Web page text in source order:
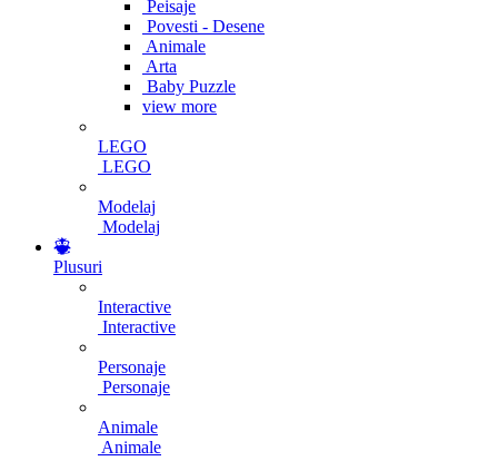
Peisaje
Povesti - Desene
Animale
Arta
Baby Puzzle
view more
LEGO
LEGO
Modelaj
Modelaj
Plusuri
Interactive
Interactive
Personaje
Personaje
Animale
Animale